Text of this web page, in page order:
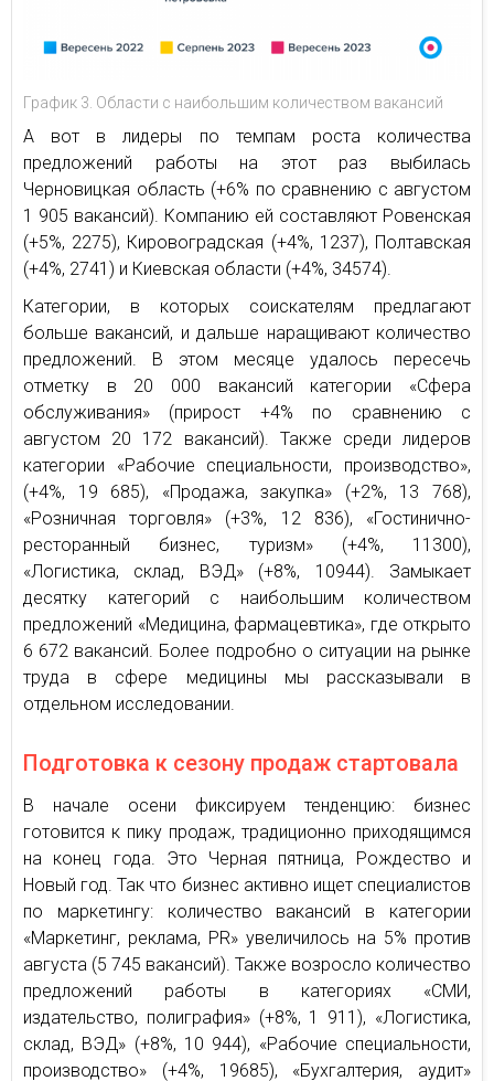
График 3. Области с наибольшим количеством вакансий
А вот в лидеры по темпам роста количества
предложений работы на этот раз выбилась
Черновицкая область (+6% по сравнению с августом
1 905 вакансий). Компанию ей составляют Ровенская
(+5%, 2275), Кировоградская (+4%, 1237), Полтавская
(+4%, 2741) и Киевская области (+4%, 34574).
Категории, в которых соискателям предлагают
больше вакансий, и дальше наращивают количество
предложений. В этом месяце удалось пересечь
отметку в 20 000 вакансий категории «Сфера
обслуживания» (прирост +4% по сравнению с
августом 20 172 вакансий). Также среди лидеров
категории «Рабочие специальности, производство»,
(+4%, 19 685), «Продажа, закупка» (+2%, 13 768),
«Розничная торговля» (+3%, 12 836), «Гостинично-
ресторанный бизнес, туризм» (+4%, 11300),
«Логистика, склад, ВЭД» (+8%, 10944). Замыкает
десятку категорий с наибольшим количеством
предложений «Медицина, фармацевтика», где открыто
6 672 вакансий. Более подробно о ситуации на рынке
труда в сфере медицины мы рассказывали в
отдельном исследовании.
Подготовка к сезону продаж стартовала
В начале осени фиксируем тенденцию: бизнес
готовится к пику продаж, традиционно приходящимся
на конец года. Это Черная пятница, Рождество и
Новый год. Так что бизнес активно ищет специалистов
по маркетингу: количество вакансий в категории
«Маркетинг, реклама, PR» увеличилось на 5% против
августа (5 745 вакансий). Также возросло количество
предложений работы в категориях «СМИ,
издательство, полиграфия» (+8%, 1 911), «Логистика,
склад, ВЭД» (+8%, 10 944), «Рабочие специальности,
производство» (+4%, 19685), «Бухгалтерия, аудит»